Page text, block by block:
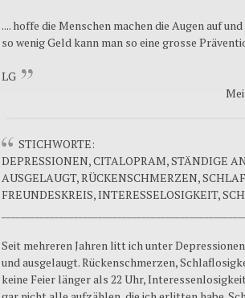
.... hoffe die Menschen machen die Augen auf
so wenig Geld kann man so eine grosse
LG
STICHWORTE:
DEPRESSIONEN, CITALOPRAM, STÄNDIGE
AUSGELAUGT, RÜCKENSCHMERZEN,
FREUNDESKREIS, INTERESSELOSIGKEIT,
Seit mehreren Jahren litt ich unter
und ausgelaugt. Rückenschmerzen,
keine Feier länger als 22 Uhr,